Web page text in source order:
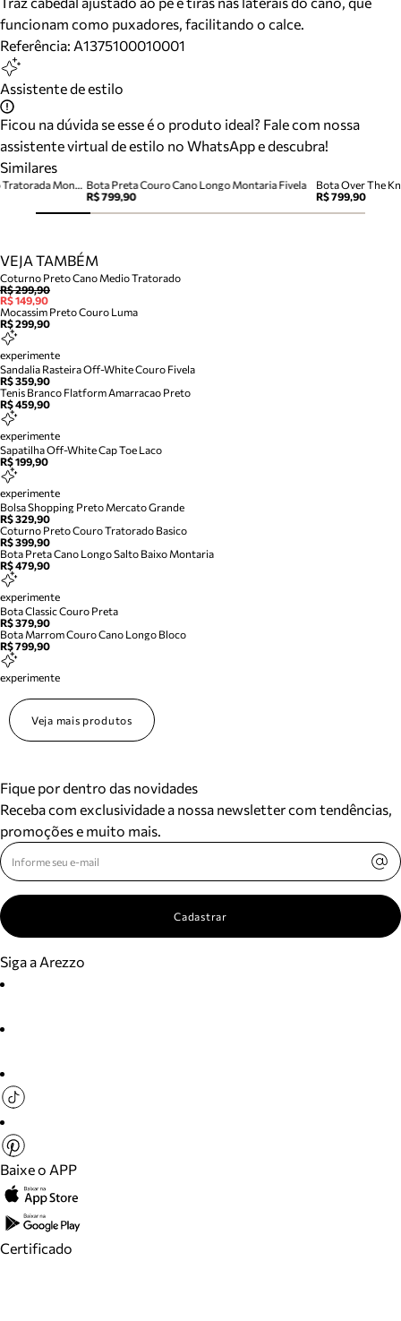
funcionam como puxadores, facilitando o calce.
Referência: A1375100010001
Assistente de estilo
Ficou na dúvida se esse é o produto ideal? Fale com nossa
assistente virtual de estilo no WhatsApp e descubra!
Similares
Bota Preta Couro Cano Longo Montaria Fivela
R$ 799,90
R$ 799,90
Bota Preta Couro Cano Longo Tratorada Montaria
VEJA TAMBÉM
Coturno Preto Cano Medio Tratorado
R$ 299,90
R$ 149,90
Mocassim Preto Couro Luma
R$ 299,90
experimente
Sandalia Rasteira Off-White Couro Fivela
R$ 359,90
Tenis Branco Flatform Amarracao Preto
R$ 459,90
experimente
Sapatilha Off-White Cap Toe Laco
R$ 199,90
experimente
Bolsa Shopping Preto Mercato Grande
R$ 329,90
Coturno Preto Couro Tratorado Basico
R$ 399,90
Bota Preta Cano Longo Salto Baixo Montaria
R$ 479,90
experimente
Bota Classic Couro Preta
R$ 379,90
Bota Marrom Couro Cano Longo Bloco
R$ 799,90
experimente
Veja mais produtos
Fique por dentro das novidades
Receba com exclusividade a nossa newsletter com tendências,
promoções e muito mais.
Cadastrar
Siga a Arezzo
Baixe o APP
Certificado